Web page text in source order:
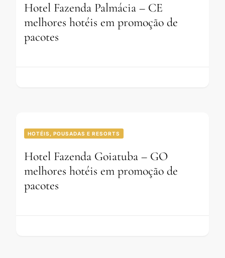
Hotel Fazenda Palmácia – CE
melhores hotéis em promoção de
pacotes
HOTÉIS, POUSADAS E RESORTS
Hotel Fazenda Goiatuba – GO
melhores hotéis em promoção de
pacotes